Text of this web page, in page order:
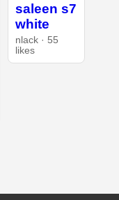
saleen s7
white
nlack · 55
likes